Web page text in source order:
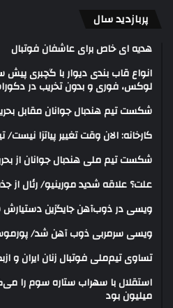
پربازدید سال
هدیه ای خاص برای عاشفان فوتبال
انواع قاب بندی دیوار با گچبری پیش
لوکس، فوری و بدون تخریب در
شکست تیم هندبال جوانان مقابل
کارخانه: الان وقت تغییر پیاتزا نیست/
شکست تیم ملی هندبال جوانان از
علت؟ علاقه شدید مورینیو/ رئال از
ویسی در ذوب‌آهن جایگزین
ویسی سرمربی ذوب آهن شد/ پورموسوی پس از ۳
تساوی تیم‌ملی فوتبال زنان ایران و
میلیون بود